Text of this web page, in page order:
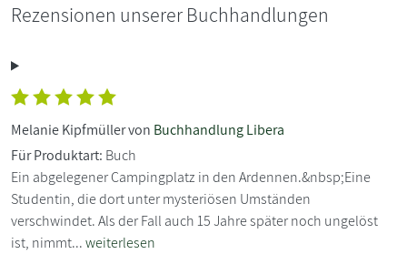
Rezensionen unserer Buchhandlungen
Melanie Kipfmüller von Buchhandlung Libera
Für Produktart: Buch
Ein abgelegener Campingplatz in den Ardennen.&nbsp;Eine
Studentin, die dort unter mysteriösen Umständen
verschwindet. Als der Fall auch 15 Jahre später noch ungelöst
ist, nimmt...weiterlesen